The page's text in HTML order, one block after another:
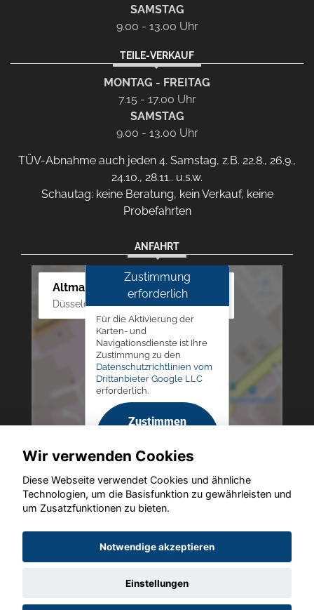
SAMSTAG
9.00 - 13.00 Uhr
TEILE-VERKAUF
MONTAG - FREITAG
7.15 - 17.00 Uhr
SAMSTAG
9.00 - 13.00 Uhr
TÜV-Abnahme auch jeden 4. Samstag, z.B. 22.8., 26.9.,
24.10., 28.11.. u.s.w.
Schautag: keine Beratung, kein Verkauf, keine
Probefahrten
ANFAHRT
Altmann Autoland
Düsseldorfer Str. 69 - 79, 42781 Haan
Zustimmung
erforderlich
Für die Aktivierung der
Karten- und
Navigationsdienste ist Ihre
Zustimmung zu den
Datenschutzrichtlinien vom
Drittanbieter Google LLC
erforderlich.
Zustimmen
aktivieren
Copyright © 2026. Altmann Autoland
Wir verwenden Cookies
Diese Webseite verwendet Cookies und ähnliche
Technologien, um die Basisfunktion zu gewährleisten und
um Zusatzfunktionen zu bieten.
Notwendige akzeptieren
Einstellungen